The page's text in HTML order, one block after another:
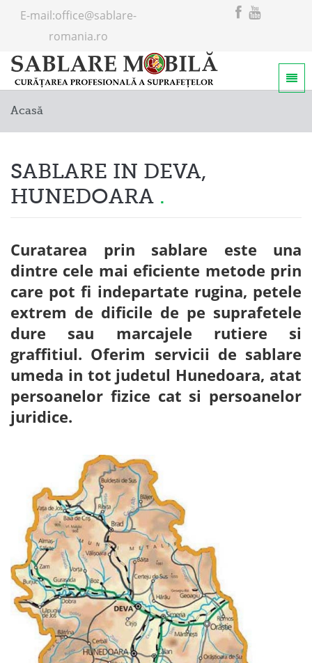
E-mail:office@sablare-
romania.ro
Home
Servicii
Despre noi
Acasă
SABLARE IN DEVA,
HUNEDOARA
Curatarea prin sablare este una
dintre cele mai eficiente metode prin
care pot fi indepartate rugina, petele
extrem de dificile de pe suprafetele
dure sau marcajele rutiere si
graffitiul. Oferim servicii de sablare
umeda in tot judetul Hunedoara, atat
persoanelor fizice cat si persoanelor
juridice.